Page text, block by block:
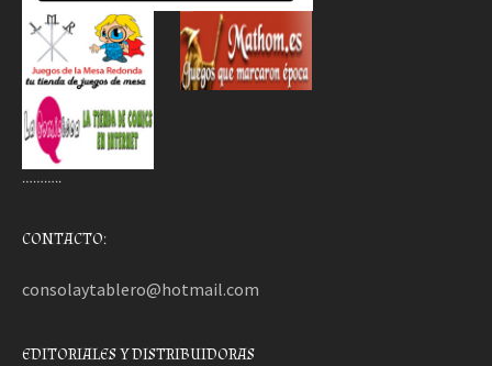
………..
CONTACTO:
consolaytablero@hotmail.com
EDITORIALES Y DISTRIBUIDORAS